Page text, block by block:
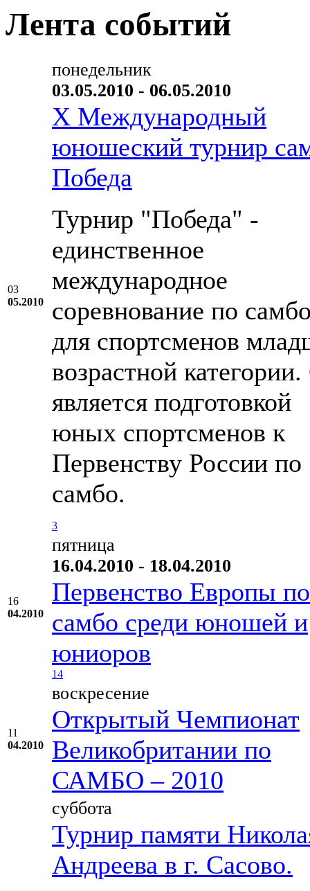
Лента событий
03
05.2010
понедельник
03.05.2010 - 06.05.2010
X Международный
юношеский турнир
Победа
Турнир "Победа" -
единственное
международное
соревнование по
для спортсменов
возрастной
является подготовкой
юных спортсменов к
Первенству России по
самбо.
3
16
04.2010
пятница
16.04.2010 - 18.04.2010
Первенство Европы по
самбо среди юношей и
юниоров
14
11
04.2010
воскресение
Открытый Чемпионат
Великобритании по
САМБО – 2010
суббота
Турнир памяти
Андреева в г. Сасово.